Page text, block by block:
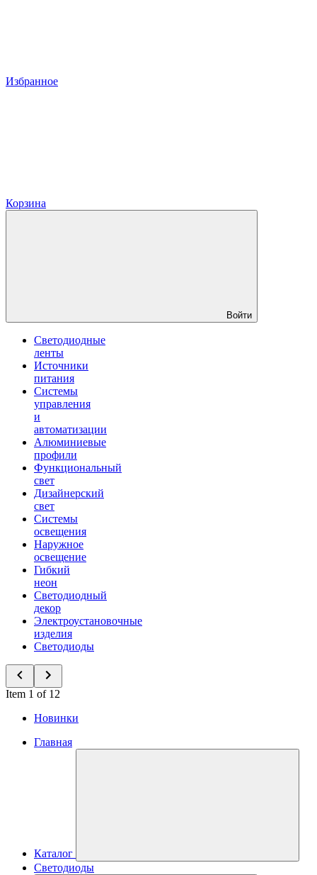
Избранное
Корзина
Войти
Светодиодные
ленты
Источники
питания
Системы
управления
и
автоматизации
Алюминиевые
профили
Функциональный
свет
Дизайнерский
свет
Системы
освещения
Наружное
освещение
Гибкий
неон
Светодиодный
декор
Электроустановочные
изделия
Светодиоды
Item 1 of 12
Новинки
Главная
Каталог
Светодиоды